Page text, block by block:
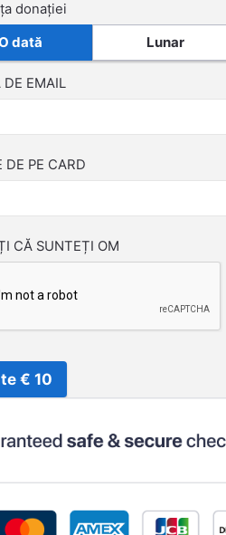
donației
dată Lunar
DE EMAIL
DE PE CARD
CĂ SUNTEȚI OM
€ 10